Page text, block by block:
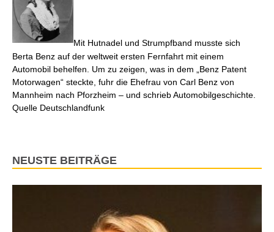
Mit Hutnadel und Strumpfband musste sich
Berta Benz auf der weltweit ersten Fernfahrt mit einem
Automobil behelfen. Um zu zeigen, was in dem „Benz Patent
Motorwagen“ steckte, fuhr die Ehefrau von Carl Benz von
Mannheim nach Pforzheim – und schrieb Automobilgeschichte.
Quelle Deutschlandfunk
NEUSTE BEITRÄGE